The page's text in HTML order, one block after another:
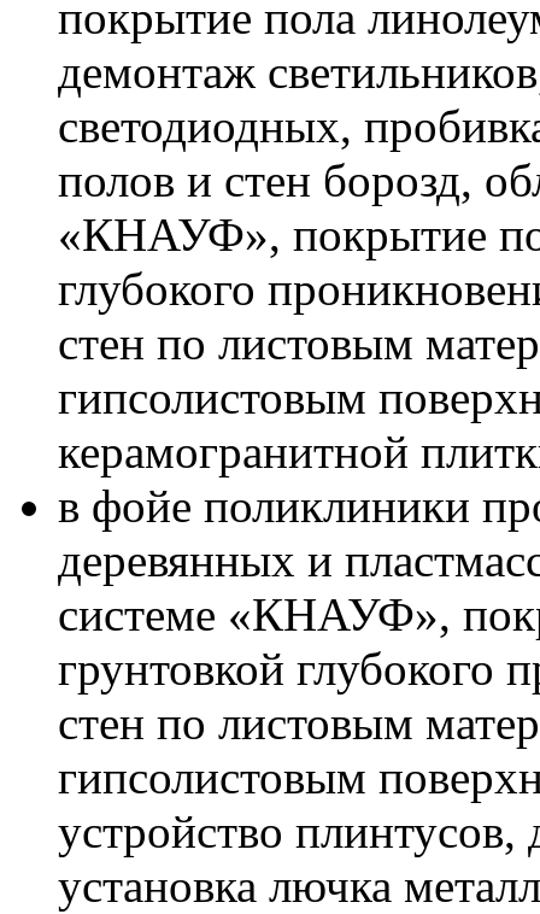
покрытие пола
демонтаж
светодиодных,
полов и стен борозд,
«КНАУФ», покрытие
глубокого
стен по листовым
гипсолистовым
керамогранитной
в фойе поликлиники
деревянных и
системе «КНАУФ»,
грунтовкой глубокого
стен по листовым
гипсолистовым
устройство
установка лючка